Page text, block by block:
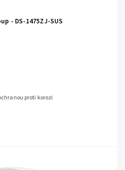
- DS-1475ZJ-SUS
proti korozi